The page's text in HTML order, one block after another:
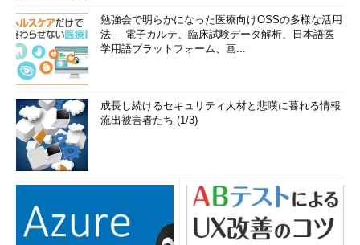
勉強会で明らかになった医療向けOSSの多様な活用
法──電子カルテ、臨床試験データ解析、日本語医
学用語プラットフォーム、画...
成長し続けるセキュリティ人材と悲嘆に暮れる情報
流出被害者たち (1/3)